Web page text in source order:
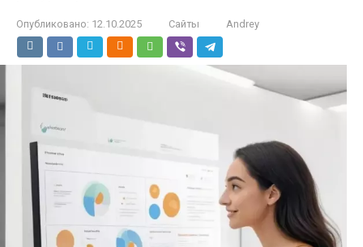
Опубликовано: 12.10.2025 Сайты Andrey